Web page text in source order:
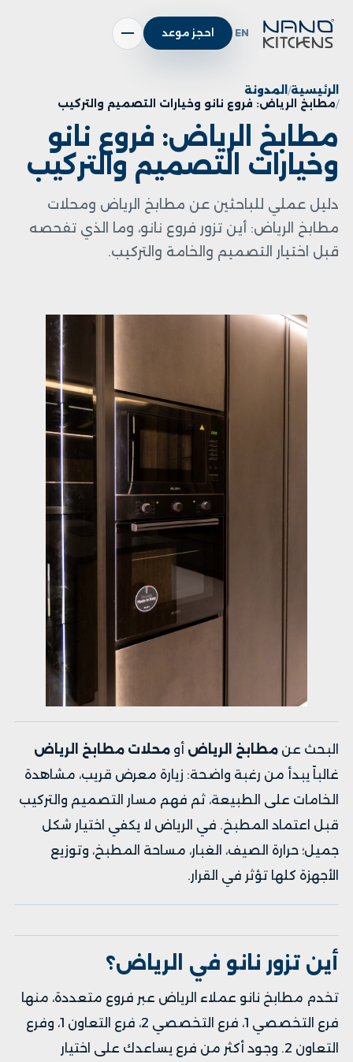
EN احجز موعد
الرئيسية
المدونة
مطابخ الرياض: فروع نانو وخيارات التصميم والتركيب
مطابخ الرياض: فروع نانو
وخيارات التصميم والتركيب
دليل عملي للباحثين عن مطابخ الرياض ومحلات
مطابخ الرياض: أين تزور فروع نانو، وما الذي تفحصه
قبل اختيار التصميم والخامة والتركيب.
البحث عنمطابخ الرياض أومحلات مطابخ الرياض
غالباً يبدأ من رغبة واضحة: زيارة معرض قريب، مشاهدة
الخامات على الطبيعة، ثم فهم مسار التصميم والتركيب
قبل اعتماد المطبخ. في الرياض لا يكفي اختيار شكل
جميل؛ حرارة الصيف، الغبار، مساحة المطبخ، وتوزيع
الأجهزة كلها تؤثر في القرار.
أين تزور نانو في الرياض؟
تخدم مطابخ نانو عملاء الرياض عبر فروع متعددة، منها
فرع التخصصي 1
، فرع التخصصي 2 ، فرع التعاون 1 ، وفرع
التعاون 2
. وجود أكثر من فرع يساعدك على اختيار